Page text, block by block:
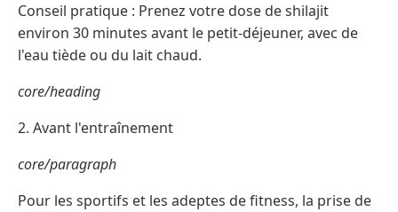
Conseil pratique : Prenez votre dose de shilajit
environ 30 minutes avant le petit-déjeuner, avec de
l'eau tiède ou du lait chaud.
core/heading
2. Avant l'entraînement
core/paragraph
Pour les sportifs et les adeptes de fitness, la prise de